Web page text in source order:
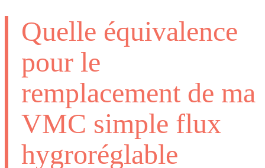
Quelle équivalence
pour le
remplacement de ma
VMC simple flux
hygroréglable